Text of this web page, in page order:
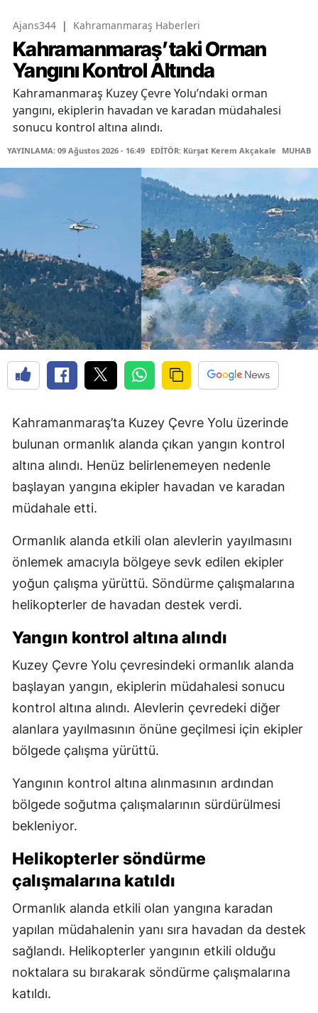
Ajans344 | Kahramanmaraş Haberleri
Kahramanmaraş’taki Orman
Yangını Kontrol Altında
Kahramanmaraş Kuzey Çevre Yolu’ndaki orman
yangını, ekiplerin havadan ve karadan müdahalesi
sonucu kontrol altına alındı.
YAYINLAMA: 09 Ağustos 2026 - 16:49 EDİTÖR: Kürşat Kerem Akçakale
Kahramanmaraş’ta Kuzey Çevre Yolu üzerinde
bulunan ormanlık alanda çıkan yangın kontrol
altına alındı. Henüz belirlenemeyen nedenle
başlayan yangına ekipler havadan ve karadan
müdahale etti.
Ormanlık alanda etkili olan alevlerin yayılmasını
önlemek amacıyla bölgeye sevk edilen ekipler
yoğun çalışma yürüttü. Söndürme çalışmalarına
helikopterler de havadan destek verdi.
Yangın kontrol altına alındı
Kuzey Çevre Yolu çevresindeki ormanlık alanda
başlayan yangın, ekiplerin müdahalesi sonucu
kontrol altına alındı. Alevlerin çevredeki diğer
alanlara yayılmasının önüne geçilmesi için ekipler
bölgede çalışma yürüttü.
Yangının kontrol altına alınmasının ardından
bölgede soğutma çalışmalarının sürdürülmesi
bekleniyor.
Helikopterler söndürme
çalışmalarına katıldı
Ormanlık alanda etkili olan yangına karadan
yapılan müdahalenin yanı sıra havadan da destek
sağlandı. Helikopterler yangının etkili olduğu
noktalara su bırakarak söndürme çalışmalarına
katıldı.